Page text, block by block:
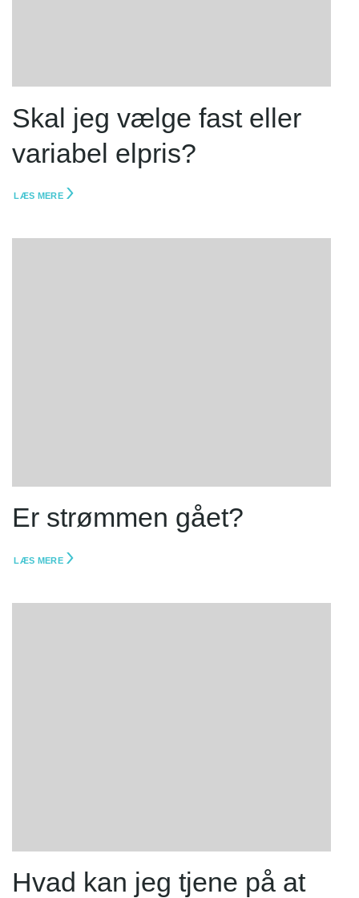
Skal jeg vælge fast eller
variabel elpris?
LÆS MERE
Er strømmen gået?
LÆS MERE
Hvad kan jeg tjene på at